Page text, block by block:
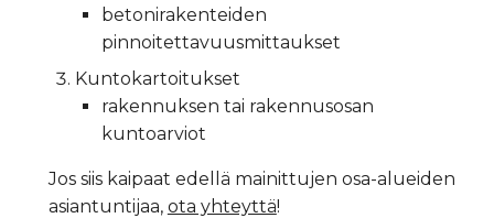
betonirakenteiden
pinnoitettavuusmittaukset
Kuntokartoitukset
rakennuksen tai rakennusosan
kuntoarviot
Jos siis kaipaat edellä mainittujen osa-alueiden
asiantuntijaa, ota yhteyttä!